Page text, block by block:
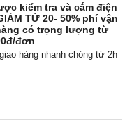
kiểm tra và cắm điện
TỪ 20- 50% phí vận
có trọng lượng từ
đơn
hàng nhanh chóng từ 2h